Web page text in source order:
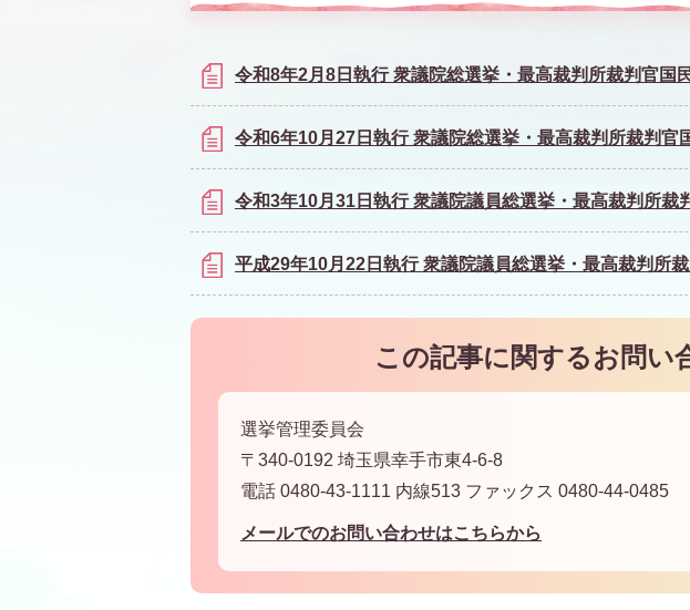
令和8年2月8日執行 衆議院総選挙・最高裁判所裁判官国
令和6年10月27日執行 衆議院総選挙・最高裁判所裁判官
令和3年10月31日執行 衆議院議員総選挙・最高裁判所裁
平成29年10月22日執行 衆議院議員総選挙・最高裁判所
この記事に関するお問い
選挙管理委員会
〒340-0192 埼玉県幸手市東4-6-8
電話 0480-43-1111 内線513 ファックス 0480-44-0485
メールでのお問い合わせはこちらから